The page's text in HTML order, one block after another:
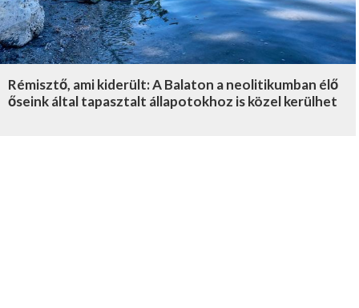
Rémisztő, ami kiderült: A Balaton a neolitikumban élő
őseink által tapasztalt állapotokhoz is közel kerülhet